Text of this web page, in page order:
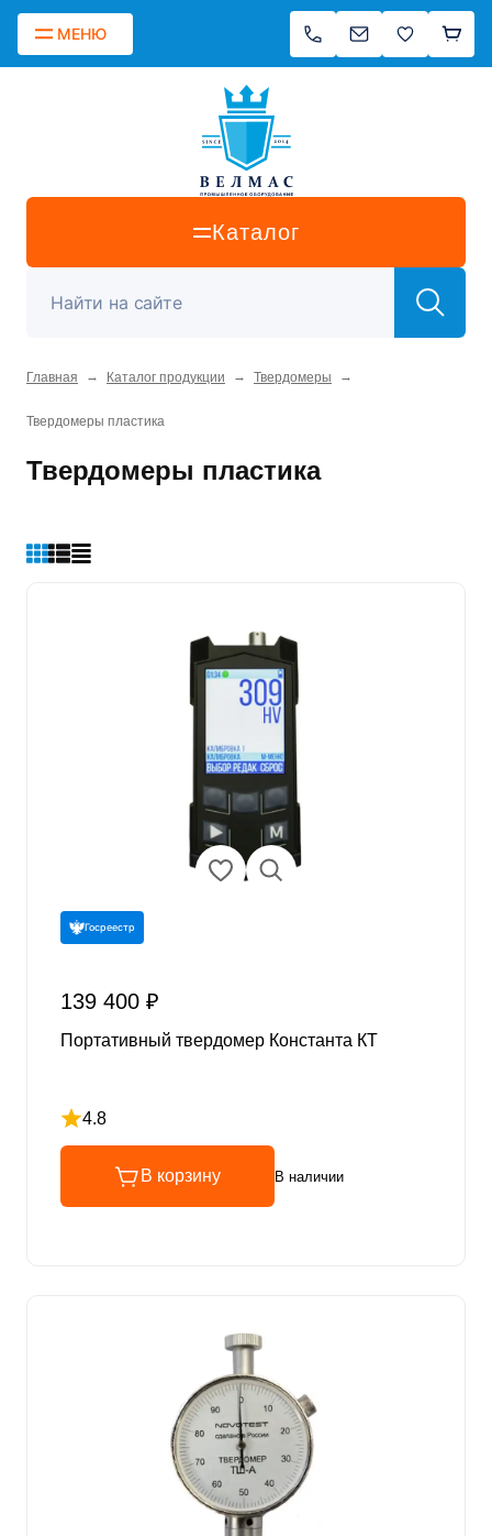
МЕНЮ
Каталог
Главная → Каталог продукции → Твердомеры →
Твердомеры пластика
Твердомеры пластика
Госреестр
139 400 ₽
Портативный твердомер Константа КТ
4.8
Рейтинг 4.8 из 5
В корзину В наличии